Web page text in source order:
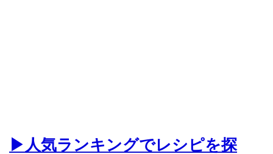
▶人気ランキングでレシピを探